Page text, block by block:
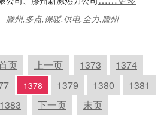
滕州,多点,保暖,供电,全力,滕州
页 上一页 1373
1374
1378 1379 1380
1381
1383 下一页 末页